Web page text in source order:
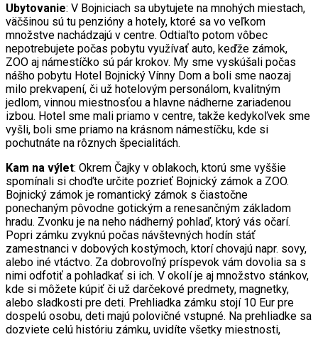
Ubytovanie: V Bojniciach sa ubytujete na mnohých miestach,
väčšinou sú tu penzióny a hotely, ktoré sa vo veľkom
množstve nachádzajú v centre. Odtiaľto potom vôbec
nepotrebujete počas pobytu využívať auto, keďže zámok,
ZOO aj námestíčko sú pár krokov. My sme vyskúšali počas
nášho pobytu Hotel Bojnický Vínny Dom a boli sme naozaj
milo prekvapení, či už hotelovým personálom, kvalitným
jedlom, vinnou miestnosťou a hlavne nádherne zariadenou
izbou. Hotel sme mali priamo v centre, takže kedykoľvek sme
vyšli, boli sme priamo na krásnom námestíčku, kde si
pochutnáte na rôznych špecialitách.
Kam na výlet: Okrem Čajky v oblakoch, ktorú sme vyššie
spomínali si choďte určite pozrieť Bojnický zámok a ZOO.
Bojnický zámok je romantický zámok s čiastočne
ponechaným pôvodne gotickým a renesančným základom
hradu. Zvonku je na neho nádherný pohlaď, ktorý vás očarí.
Popri zámku zvyknú počas návštevných hodín stáť
zamestnanci v dobových kostýmoch, ktorí chovajú napr. sovy,
alebo iné vtáctvo. Za dobrovoľný príspevok vám dovolia sa s
nimi odfotiť a pohladkať si ich. V okolí je aj množstvo stánkov,
kde si môžete kúpiť či už darčekové predmety, magnetky,
alebo sladkosti pre deti. Prehliadka zámku stojí 10 Eur pre
dospelú osobu, deti majú polovičné vstupné. Na prehliadke sa
dozviete celú históriu zámku, uvidíte všetky miestnosti,